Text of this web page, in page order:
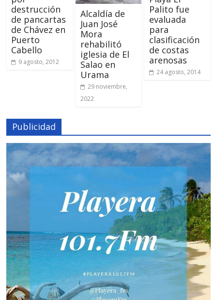
destrucción
de pancartas
de Chávez en
Puerto
Cabello
9 agosto, 2012
Alcaldía de
Juan José
Mora
rehabilitó
iglesia de El
Salao en
Urama
29 noviembre,
2022
Palito fue
evaluada
para
clasificación
de costas
arenosas
24 agosto, 2014
Publicidad